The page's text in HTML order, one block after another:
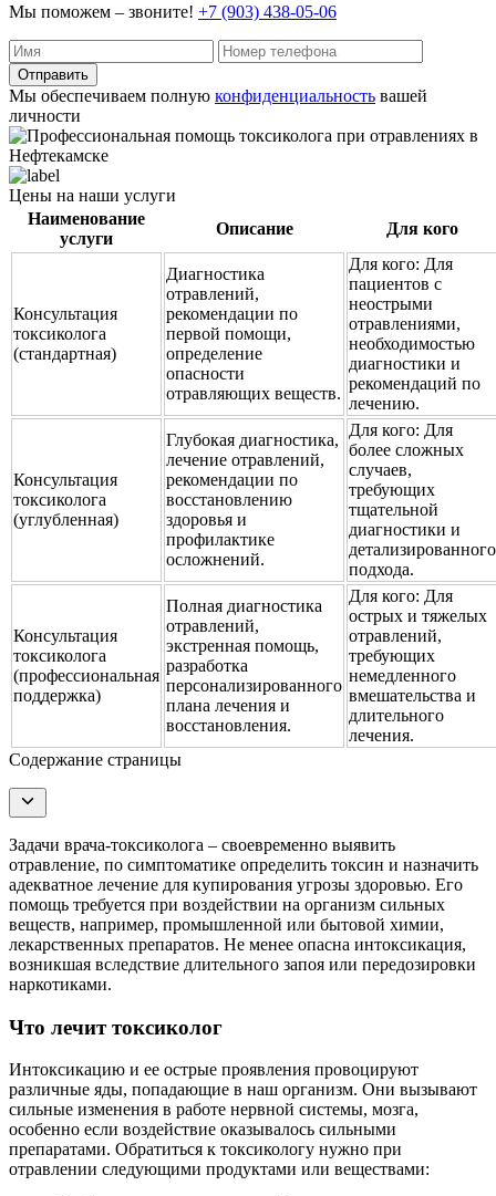
Мы поможем – звоните! +7 (903) 438-05-06
Отправить
Мы обеспечиваем полную конфиденциальность вашей
личности
Цены на наши услуги
Наименование
услуги
Описание Для кого
Консультация
токсиколога
(стандартная)
Диагностика
отравлений,
рекомендации по
первой помощи,
определение
опасности
отравляющих веществ.
Для кого: Для
пациентов с
неострыми
отравлениями,
необходимостью
диагностики и
рекомендаций по
лечению.
Консультация
токсиколога
(углубленная)
Глубокая диагностика,
лечение отравлений,
рекомендации по
восстановлению
здоровья и
профилактике
осложнений.
Для кого: Для
более сложных
случаев,
требующих
тщательной
диагностики и
детализированного
подхода.
Консультация
токсиколога
(профессиональная
поддержка)
Полная диагностика
отравлений,
экстренная помощь,
разработка
персонализированного
плана лечения и
восстановления.
Для кого: Для
острых и тяжелых
отравлений,
требующих
немедленного
вмешательства и
длительного
лечения.
Содержание страницы
Задачи врача-токсиколога – своевременно выявить
отравление, по симптоматике определить токсин и назначить
адекватное лечение для купирования угрозы здоровью. Его
помощь требуется при воздействии на организм сильных
веществ, например, промышленной или бытовой химии,
лекарственных препаратов. Не менее опасна интоксикация,
возникшая вследствие длительного запоя или передозировки
наркотиками.
Что лечит токсиколог
Интоксикацию и ее острые проявления провоцируют
различные яды, попадающие в наш организм. Они вызывают
сильные изменения в работе нервной системы, мозга,
особенно если воздействие оказывалось сильными
препаратами. Обратиться к токсикологу нужно при
отравлении следующими продуктами или веществами: